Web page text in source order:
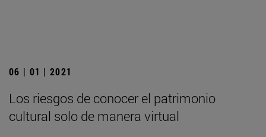
06 | 01 | 2021
Los riesgos de conocer el patrimonio
cultural solo de manera virtual